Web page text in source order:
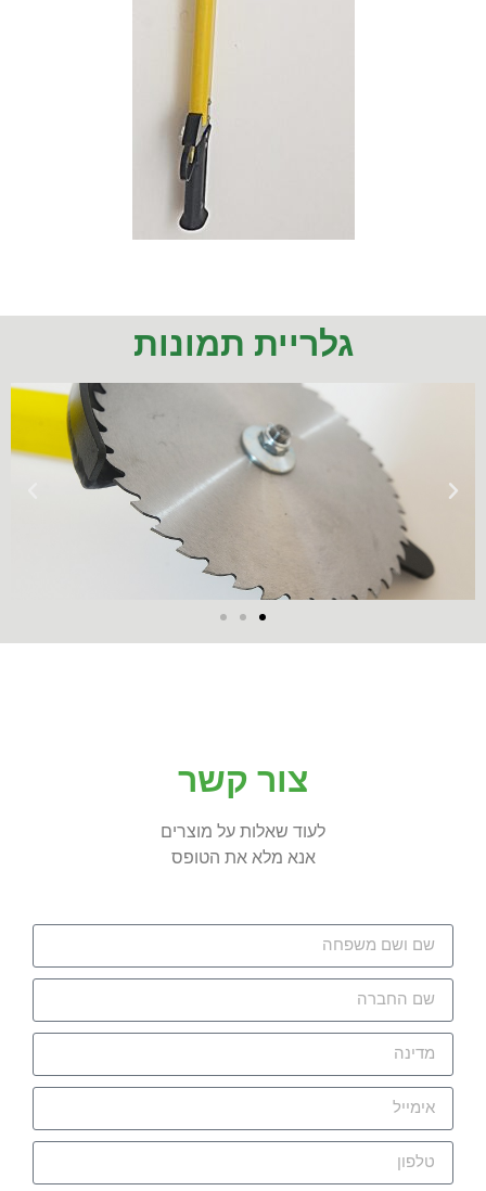
גלריית תמונות
צור קשר
לעוד שאלות על מוצרים
אנא מלא את הטופס